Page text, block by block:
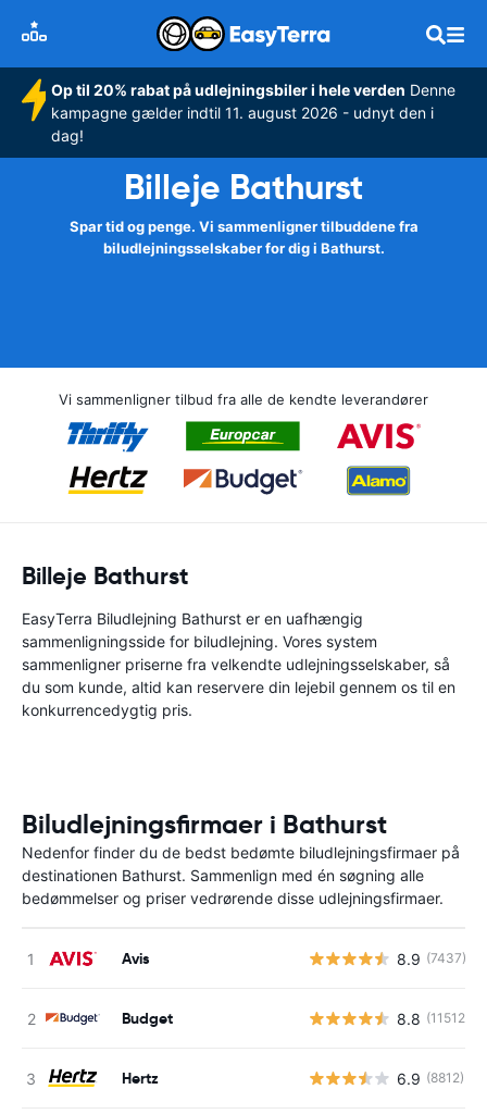
Op til 20% rabat på udlejningsbiler i hele verden Denne
kampagne gælder indtil 11. august 2026 - udnyt den i
dag!
Billeje Bathurst
Spar tid og penge. Vi sammenligner tilbuddene fra
biludlejningsselskaber for dig i Bathurst.
Vi sammenligner tilbud fra alle de kendte leverandører
Billeje Bathurst
EasyTerra Biludlejning Bathurst er en uafhængig
sammenligningsside for biludlejning. Vores system
sammenligner priserne fra velkendte udlejningsselskaber, så
du som kunde, altid kan reservere din lejebil gennem os til en
konkurrencedygtig pris.
Biludlejningsfirmaer i Bathurst
Nedenfor finder du de bedst bedømte biludlejningsfirmaer på
destinationen Bathurst. Sammenlign med én søgning alle
bedømmelser og priser vedrørende disse udlejningsfirmaer.
Avis 8.9 (7437)
Budget 8.8 (11512)
Hertz 6.9 (8812)